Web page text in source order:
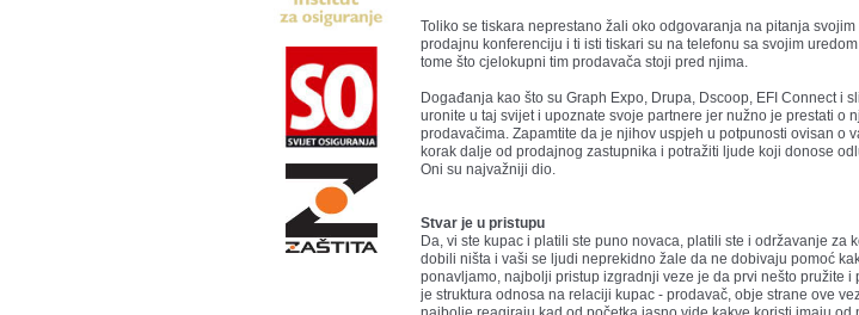
Toliko se tiskara neprestano žali oko odgovaranja na pitanja
prodajnu konferenciju i ti isti tiskari su na telefonu sa svojim
tome što cjelokupni tim prodavača stoji pred njima.
Događanja kao što su Graph Expo, Drupa, Dscoop, EFI Connect i
uronite u taj svijet i upoznate svoje partnere jer nužno je prestati o
prodavačima. Zapamtite da je njihov uspjeh u potpunosti ovisan o
korak dalje od prodajnog zastupnika i potražiti ljude koji donose
Oni su najvažniji dio.
Stvar je u pristupu
Da, vi ste kupac i platili ste puno novaca, platili ste i održavanje za
dobili ništa i vaši se ljudi neprekidno žale da ne dobivaju pomoć
ponavljamo, najbolji pristup izgradnji veze je da prvi nešto pružite i
je struktura odnosa na relaciji kupac - prodavač, obje strane ove